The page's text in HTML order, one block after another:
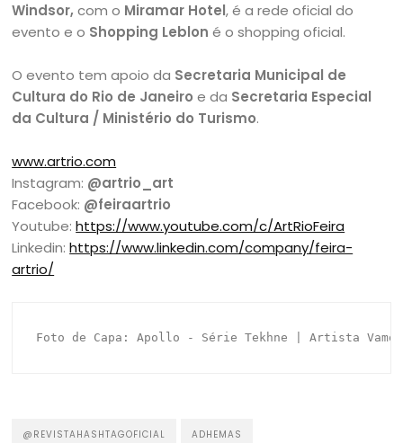
Windsor, com o Miramar Hotel, é a rede oficial do
evento e o Shopping Leblon é o shopping oficial.
O evento tem apoio da Secretaria Municipal de
Cultura do Rio de Janeiro e da Secretaria Especial
da Cultura / Ministério do Turismo.
www.artrio.com
Instagram: @artrio_art
Facebook: @feiraartrio
Youtube:https://www.youtube.com/c/ArtRioFeira
Linkedin:https://www.linkedin.com/company/feira-
artrio/
Foto de Capa: Apollo - Série Tekhne | Artista
@REVISTAHASHTAGOFICIAL ADHEMAS